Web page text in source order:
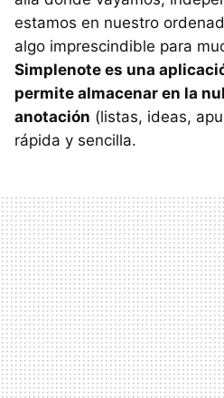
estamos en nuestro
algo imprescindible para
Simplenote es una
permite almacenar en la
anotación (listas, ideas,
rápida y sencilla.